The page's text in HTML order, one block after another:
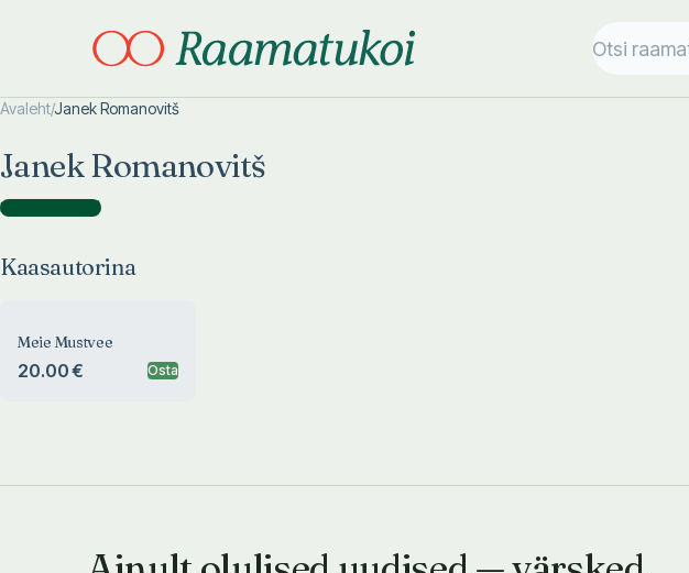
Avaleht/Janek Romanovitš
Janek Romanovitš
Kaasautorina )
Kaasautorina
Meie Mustvee
20.00 € Osta